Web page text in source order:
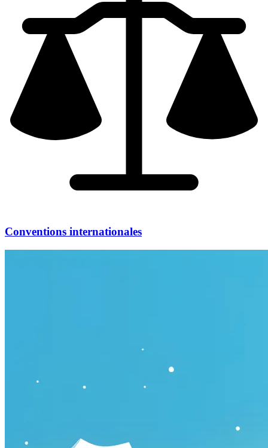
Conventions internationales